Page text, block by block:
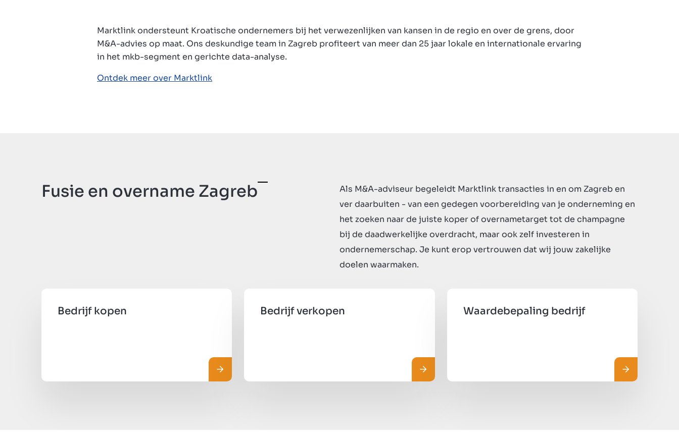
VpoglediMarktlink ondersteunt Kroatische ondernemers bij het verwezenlijken van kansen in de regio en over de grens, door
M&A-advies op maat. Ons deskundige team in Zagreb profiteert van meer dan 25 jaar lokale en internationale ervaring
in het mkb-segment en gerichte data-analyse.
Ontdek meer over Marktlink
Fusie en overname Zagreb
Als M&A-adviseur begeleidt Marktlink transacties in en om Zagreb en
ver daarbuiten - van een gedegen voorbereiding van je onderneming en
het zoeken naar de juiste koper of overnametarget tot de champagne
bij de daadwerkelijke overdracht, maar ook zelf investeren in
ondernemerschap. Je kunt erop vertrouwen dat wij jouw zakelijke
doelen waarmaken.
Bedrijf kopen
Read more
Bedrijf verkopen
Read more
Waardebepaling bedrijf
Read more